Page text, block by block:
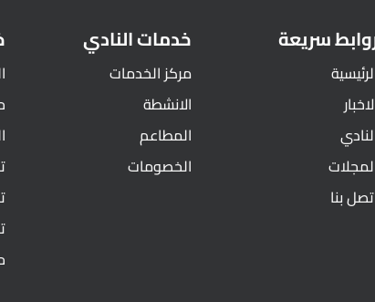
سريعة
بنا
خدمات النادي
مركز الخدمات
الانشطة
المطاعم
الخصومات